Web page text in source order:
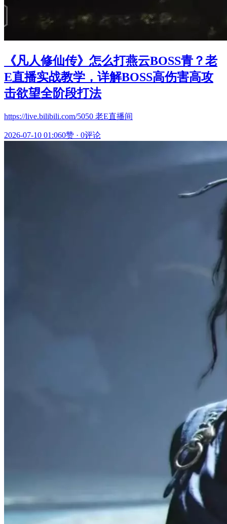
《凡人修仙传》怎么打燕云BOSS青？老
E直播实战教学，详解BOSS高伤害高攻
击欲望全阶段打法
https://live.bilibili.com/5050 老E直播间
2026-07-10 01:060赞 · 0评论